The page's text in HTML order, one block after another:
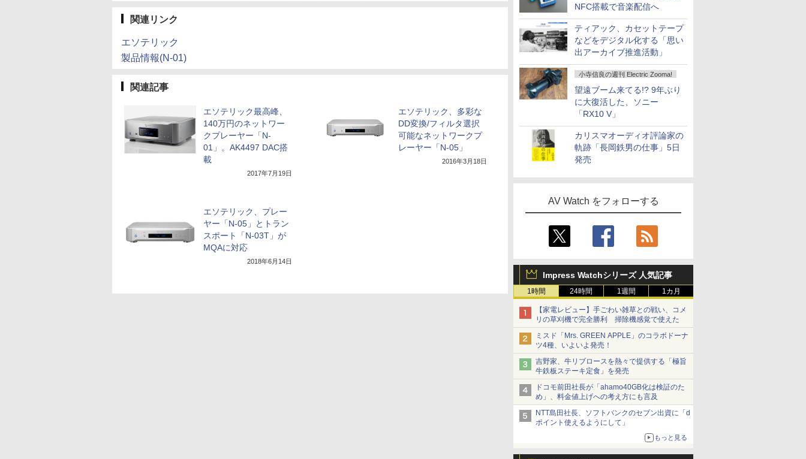
NFC搭載で音楽配信へ
ティアック、カセットテープ
などをデジタル化する「思い
出アーカイブ推進活動」
小寺信良の週刊 Electric Zooma!
望遠ブーム来てる!? 9年ぶり
に大復活した、ソニー
「RX10 V」
カリスマオーディオ評論家の
軌跡「長岡鉄男の仕事」5日
発売
AV Watch をフォローする
Impress Watchシリーズ 人気記事
1時間 24時間 1週間 1カ月
【家電レビュー】手ごわい雑草との戦い、コメ
リの草刈機で完全勝利 掃除機感覚で使えた
ミスド「Mrs. GREEN APPLE」のコラボドーナ
ツ4種、いよいよ発売！
吉野家、牛リブロースを熱々で提供する「極旨
牛鉄板ステーキ定食」を発売
ドコモ前田社長が「ahamo40GB化は検証のた
め」、料金値上げへの考え方にも言及
NTT島田社長、ソフトバンクのセブン出資に「d
ポイント使えるようにして」
もっと見る
関連リンク
エソテリック
製品情報(N-01)
関連記事
エソテリック最高峰、
140万円のネットワー
クプレーヤー「N-
01」。AK4497 DAC搭
載
2017年7月19日
エソテリック、多彩な
DD変換/フィルタ選択
可能なネットワークプ
レーヤー「N-05」
2016年3月18日
エソテリック、プレー
ヤー「N-05」とトラン
スポート「N-03T」が
MQAに対応
2018年6月14日